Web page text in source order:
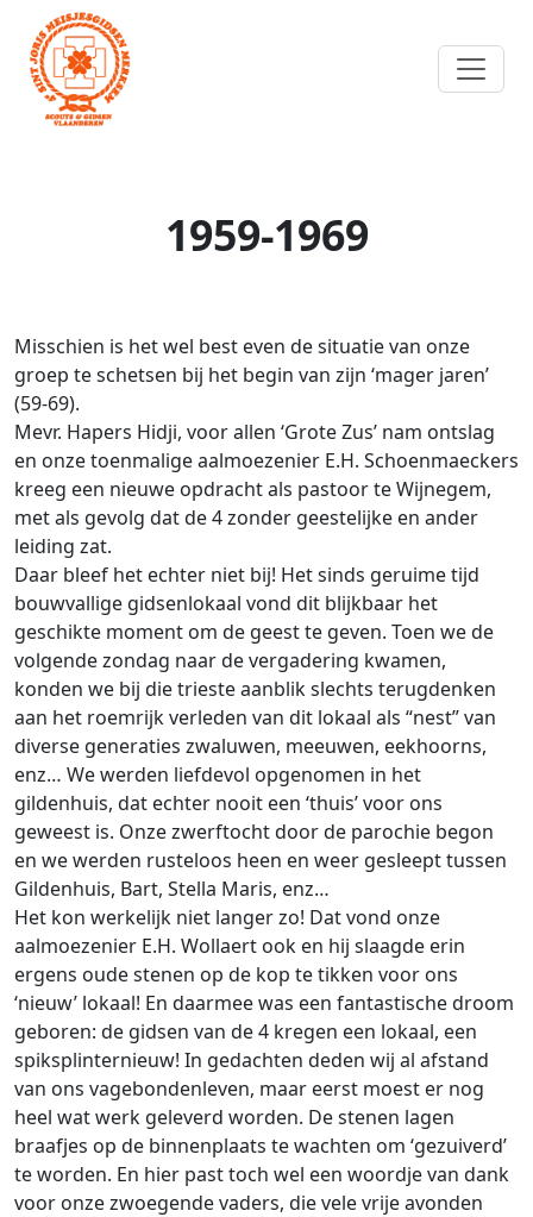
1959-1969
Misschien is het wel best even de situatie van onze
groep te schetsen bij het begin van zijn ‘mager jaren’
(59-69).
Mevr. Hapers Hidji, voor allen ‘Grote Zus’ nam ontslag
en onze toenmalige aalmoezenier E.H. Schoenmaeckers
kreeg een nieuwe opdracht als pastoor te Wijnegem,
met als gevolg dat de 4 zonder geestelijke en ander
leiding zat.
Daar bleef het echter niet bij! Het sinds geruime tijd
bouwvallige gidsenlokaal vond dit blijkbaar het
geschikte moment om de geest te geven. Toen we de
volgende zondag naar de vergadering kwamen,
konden we bij die trieste aanblik slechts terugdenken
aan het roemrijk verleden van dit lokaal als “nest” van
diverse generaties zwaluwen, meeuwen, eekhoorns,
enz… We werden liefdevol opgenomen in het
gildenhuis, dat echter nooit een ‘thuis’ voor ons
geweest is. Onze zwerftocht door de parochie begon
en we werden rusteloos heen en weer gesleept tussen
Gildenhuis, Bart, Stella Maris, enz…
Het kon werkelijk niet langer zo! Dat vond onze
aalmoezenier E.H. Wollaert ook en hij slaagde erin
ergens oude stenen op de kop te tikken voor ons
‘nieuw’ lokaal! En daarmee was een fantastische droom
geboren: de gidsen van de 4 kregen een lokaal, een
spiksplinternieuw! In gedachten deden wij al afstand
van ons vagebondenleven, maar eerst moest er nog
heel wat werk geleverd worden. De stenen lagen
braafjes op de binnenplaats te wachten om ‘gezuiverd’
te worden. En hier past toch wel een woordje van dank
voor onze zwoegende vaders, die vele vrije avonden